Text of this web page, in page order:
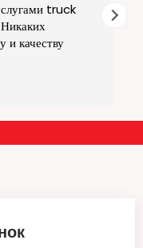
в срок и за
машину с